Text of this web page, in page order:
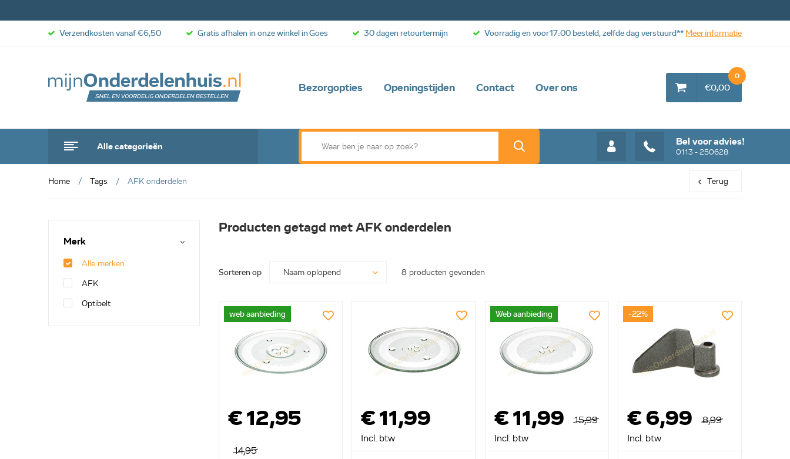
Bezorgopties Openingstijden Contact Over ons
Alle categorieën Bel voor advies!
0113 - 250628
€0,00
0
Verzendkosten vanaf €6,50 Gratis afhalen in onze winkel in Goes 30 dagen retourtermijn Voorradig en voor 17:00 besteld, zelfde dag verstuurd** Meer informatie
Home Tags AFK onderdelen Terug
Merk
Alle merken
AFK
Optibelt
Producten getagd met AFK onderdelen
Sorteren op 8 producten gevonden
web aanbieding
€ 12,95
14,95
€ 11,99
Incl. btw
Web aanbieding
€ 11,99
15,99
Incl. btw
-22%
€ 6,99
8,99
Incl. btw